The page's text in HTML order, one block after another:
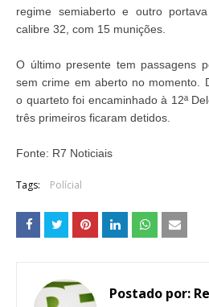
regime semiaberto e outro
calibre 32, com 15 munições.
O último presente tem passagens
sem crime em aberto no momento.
o quarteto foi encaminhado à 12ª
três primeiros ficaram detidos.
Fonte: R7 Noticiais
Tags: Polícial
Postado por: